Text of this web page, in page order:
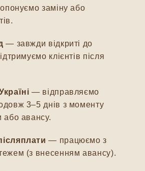
заміну або
— завжди відкриті до
клієнтів після
— відправляємо
3–5 днів з моменту
або авансу.
— працюємо з
(з внесенням авансу).